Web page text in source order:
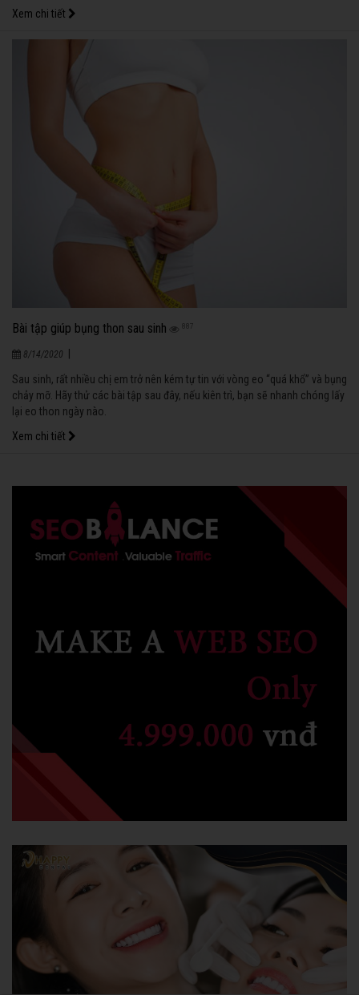
Xem chi tiết
Bài tập giúp bụng thon sau sinh 887
8/14/2020
Sau sinh, rất nhiều chị em trở nên kém tự tin với vòng eo “quá khổ” và bụng
chảy mỡ. Hãy thử các bài tập sau đây, nếu kiên trì, bạn sẽ nhanh chóng lấy
lại eo thon ngày nào.
Xem chi tiết